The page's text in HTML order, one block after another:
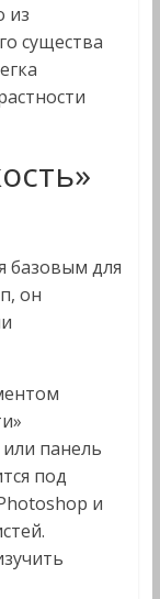
из
существа
базовым для
он
панель
под
и